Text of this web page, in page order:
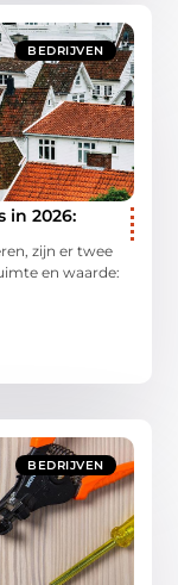
BEDRIJVEN
in 2026:
zijn er twee
en waarde:
BEDRIJVEN